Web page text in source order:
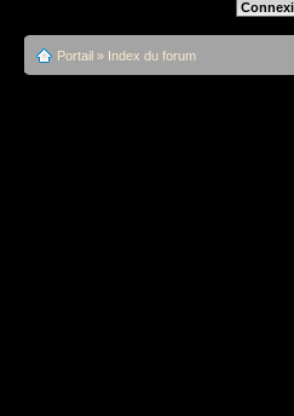
Portail » Index du forum